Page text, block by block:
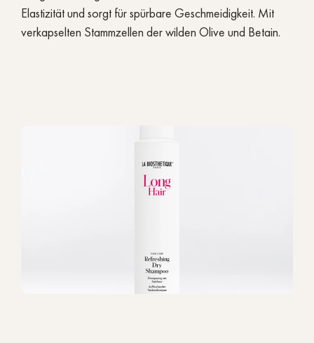
Elastizität und sorgt für spürbare Geschmeidigkeit. Mit
verkapselten Stammzellen der wilden Olive und Betain.